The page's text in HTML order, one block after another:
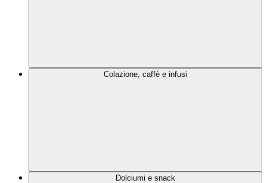
Colazione, caffè e infusi
Dolciumi e snack